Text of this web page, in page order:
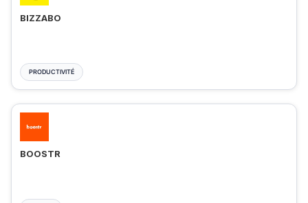
BIZZABO
PRODUCTIVITÉ
BOOSTR